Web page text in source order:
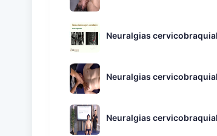
Neuralgias
Neuralgias
Neuralgias